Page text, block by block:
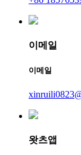
이메일
이메일
왓츠앱